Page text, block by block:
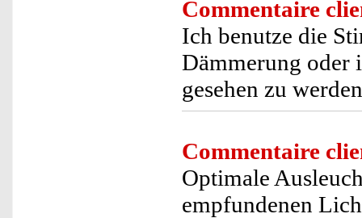
Commentaire
Ich benutze die
Dämmerung oder
gesehen zu
Commentaire
Optimale
empfundenen